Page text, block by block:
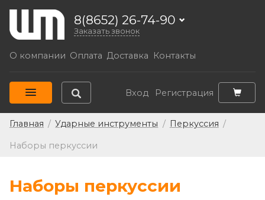
8(8652) 26-74-90
Заказать звонок
О компании Оплата Доставка Контакты
Вход Регистрация
Главная / Ударные инструменты / Перкуссия /
Наборы перкуссии
Наборы перкуссии